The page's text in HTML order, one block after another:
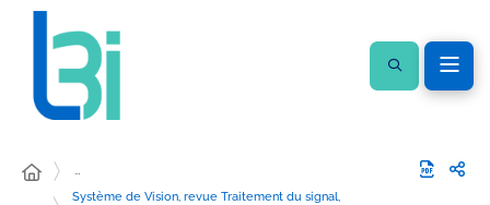
…
Système de Vision, revue Traitement du signal,